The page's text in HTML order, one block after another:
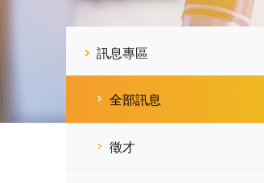
訊息專區
全部訊息
徵才